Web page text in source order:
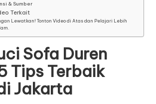
& Sumber
Terkait
Lewatkan! Tonton Video di Atas dan Pelajari Lebih
Sofa Duren
Tips Terbaik
Jakarta